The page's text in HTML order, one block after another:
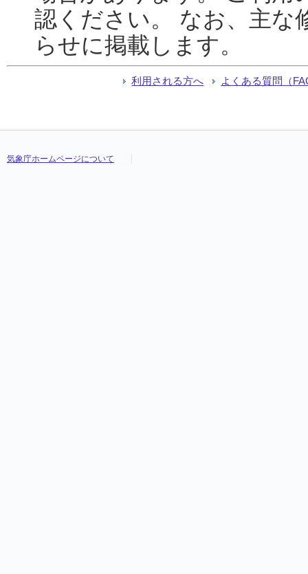
認ください。 なお、主な
らせに掲載します。
利用される方へ よくある質問（
気象庁ホームページについて